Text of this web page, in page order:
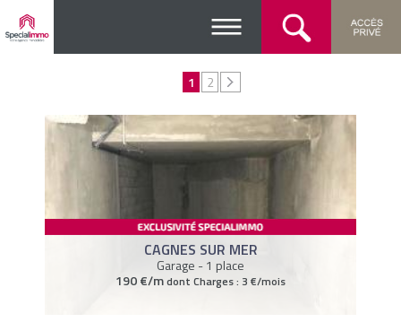
1 2
CAGNES SUR MER
Garage - 1 place
190 €/mdont Charges : 3 €/mois